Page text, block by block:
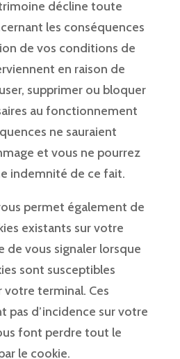
décline toute
les conséquences
de vos conditions de
en raison de
supprimer ou bloquer
au fonctionnement
ne sauraient
et vous ne pourrez
indemnité de ce fait.
permet également de
existants sur votre
de vous signaler lorsque
sont susceptibles
votre terminal. Ces
pas d’incidence sur votre
font perdre tout le
le cookie.